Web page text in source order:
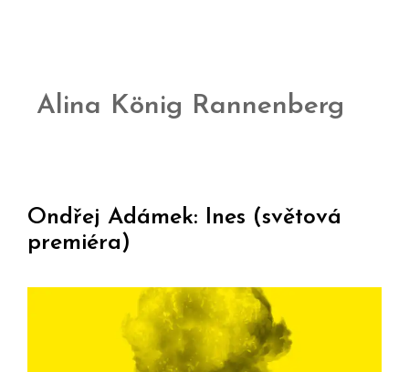
Alina König Rannenberg
Ondřej Adámek: Ines (světová
premiéra)